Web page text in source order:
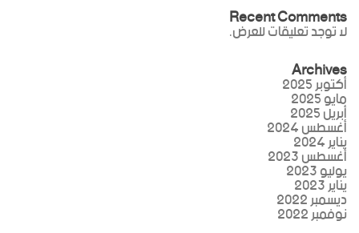
Recent Comments
لا توجد تعليقات للعرض.
Archives
أكتوبر 2025
مايو 2025
أبريل 2025
أغسطس 2024
يناير 2024
أغسطس 2023
يوليو 2023
يناير 2023
ديسمبر 2022
نوفمبر 2022